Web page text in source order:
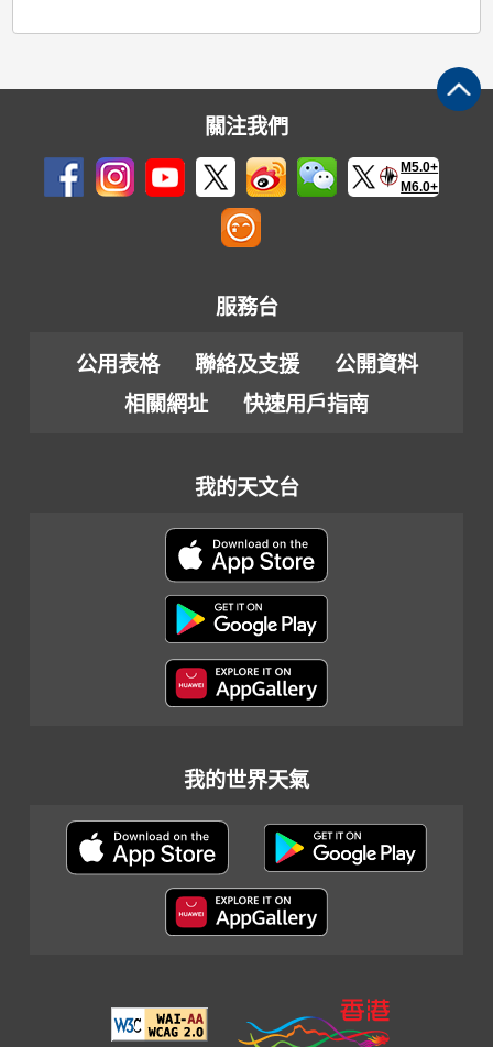
關注我們
M5.0+
M6.0+
服務台
公用表格 聯絡及支援
公開資料
相關網址
快速用戶指南
我的天文台
我的世界天氣